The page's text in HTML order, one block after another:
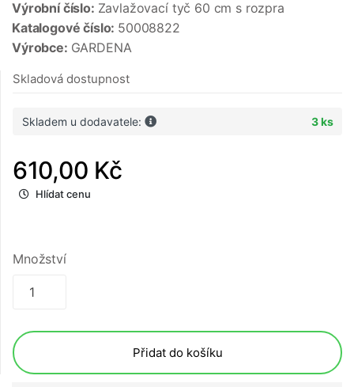
Výrobní číslo: Zavlažovací tyč 60 cm s rozpra
Katalogové číslo: 50008822
Výrobce: GARDENA
Skladová dostupnost
Skladem u dodavatele: 3 ks
610,00 Kč
Hlídat cenu
Množství
Přidat do košíku